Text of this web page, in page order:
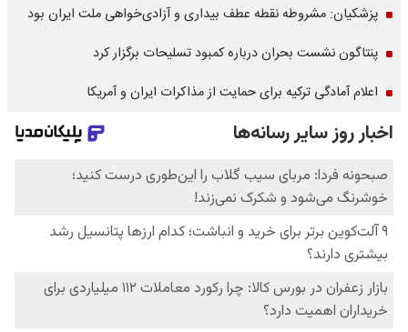
پزشکیان: مشروطه نقطه عطف بیداری و آزادی‌خواهی ملت ایران بود
پنتاگون نشست بحران درباره کمبود تسلیحات برگزار کرد
اعلام آمادگی ترکیه برای حمایت از مذاکرات ایران و آمریکا